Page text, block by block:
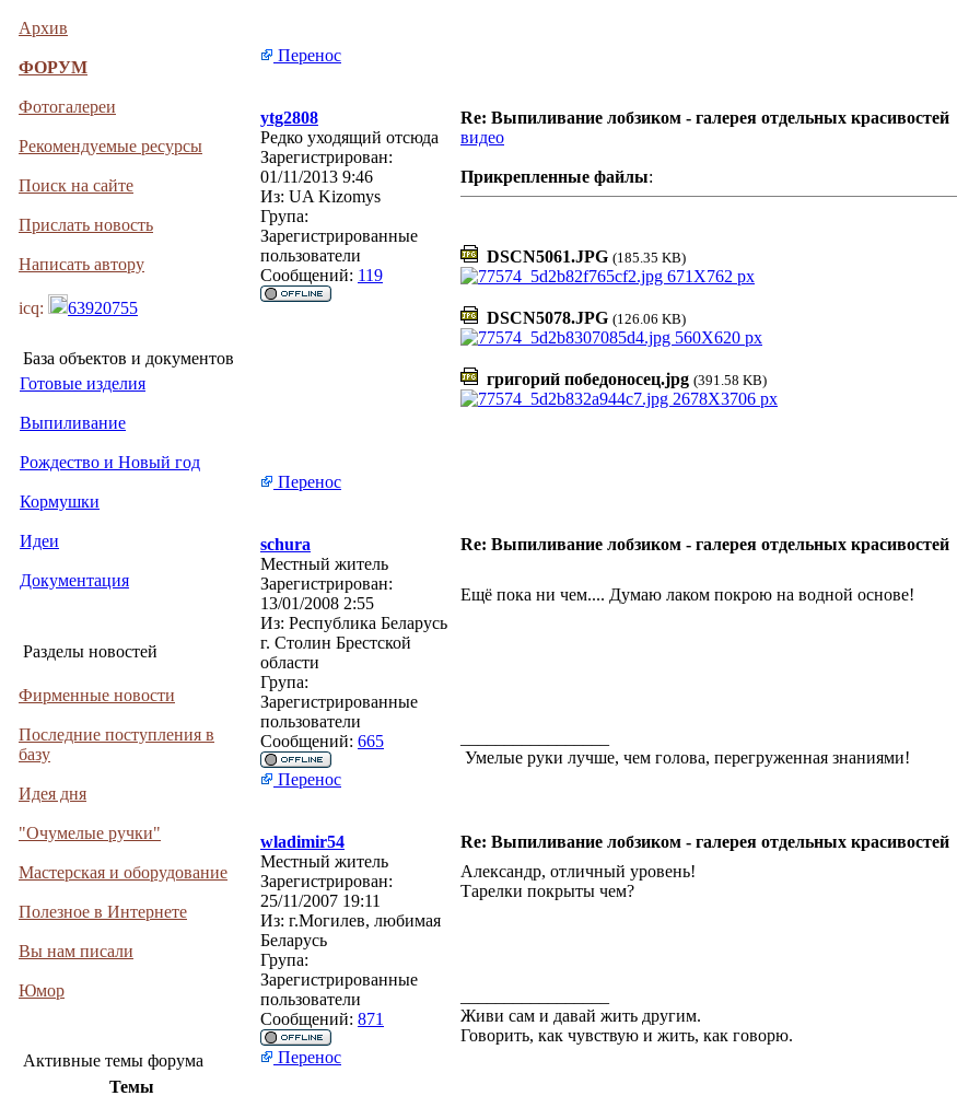
Архив
ФОРУМ
Фотогалереи
Рекомендуемые ресурсы
Поиск на сайте
Прислать новость
Написать автору
icq: 63920755
База объектов и документов
Готовые изделия
Выпиливание
Рождество и Новый год
Кормушки
Идеи
Документация
Разделы новостей
Фирменные новости
Последние поступления в
базу
Идея дня
"Очумелые ручки"
Мастерская и оборудование
Полезное в Интернете
Вы нам писали
Юмор
Активные темы форума
Темы
Перенос
ytg2808 Re: Выпиливание лобзиком - галерея отдельных красивостей
Редко уходящий отсюда
Зарегистрирован:
01/11/2013 9:46
Из: UA Kizomys
Група:
Зарегистрированные
пользователи
Сообщений: 119
видео
Прикрепленные файлы:
DSCN5061.JPG (185.35 KB)
DSCN5078.JPG (126.06 KB)
григорий победоносец.jpg (391.58 KB)
Перенос
schura Re: Выпиливание лобзиком - галерея отдельных красивостей
Местный житель
Зарегистрирован:
13/01/2008 2:55
Из: Республика Беларусь
г. Столин Брестской
области
Група:
Зарегистрированные
пользователи
Сообщений: 665
Ещё пока ни чем.... Думаю лаком покрою на водной основе!
Умелые руки лучше, чем голова, перегруженная знаниями!
Перенос
wladimir54 Re: Выпиливание лобзиком - галерея отдельных красивостей
Местный житель
Зарегистрирован:
25/11/2007 19:11
Из: г.Могилев, любимая
Беларусь
Група:
Зарегистрированные
пользователи
Сообщений: 871
Александр, отличный уровень!
Тарелки покрыты чем?
Живи сам и давай жить другим.
Говорить, как чувствую и жить, как говорю.
Перенос